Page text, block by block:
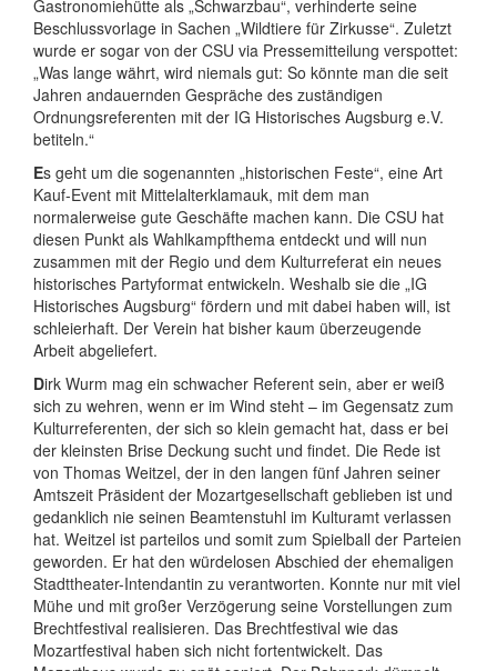
Gastronomiehütte als „Schwarzbau“, verhinderte seine
Beschlussvorlage in Sachen „Wildtiere für Zirkusse“. Zuletzt
wurde er sogar von der CSU via Pressemitteilung verspottet:
„Was lange währt, wird niemals gut: So könnte man die seit
Jahren andauernden Gespräche des zuständigen
Ordnungsreferenten mit der IG Historisches Augsburg e.V.
betiteln.“
Es geht um die sogenannten „historischen Feste“, eine Art
Kauf-Event mit Mittelalterklamauk, mit dem man
normalerweise gute Geschäfte machen kann. Die CSU hat
diesen Punkt als Wahlkampfthema entdeckt und will nun
zusammen mit der Regio und dem Kulturreferat ein neues
historisches Partyformat entwickeln. Weshalb sie die „IG
Historisches Augsburg“ fördern und mit dabei haben will, ist
schleierhaft. Der Verein hat bisher kaum überzeugende
Arbeit abgeliefert.
Dirk Wurm mag ein schwacher Referent sein, aber er weiß
sich zu wehren, wenn er im Wind steht – im Gegensatz zum
Kulturreferenten, der sich so klein gemacht hat, dass er bei
der kleinsten Brise Deckung sucht und findet. Die Rede ist
von Thomas Weitzel, der in den langen fünf Jahren seiner
Amtszeit Präsident der Mozartgesellschaft geblieben ist und
gedanklich nie seinen Beamtenstuhl im Kulturamt verlassen
hat. Weitzel ist parteilos und somit zum Spielball der Parteien
geworden. Er hat den würdelosen Abschied der ehemaligen
Stadttheater-Intendantin zu verantworten. Konnte nur mit viel
Mühe und mit großer Verzögerung seine Vorstellungen zum
Brechtfestival realisieren. Das Brechtfestival wie das
Mozartfestival haben sich nicht fortentwickelt. Das